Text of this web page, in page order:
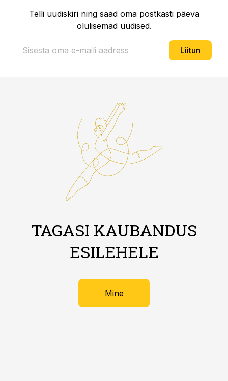
Telli uudiskiri ning saad oma postkasti päeva
olulisemad uudised.
Liitun
TAGASI KAUBANDUS
ESILEHELE
Mine